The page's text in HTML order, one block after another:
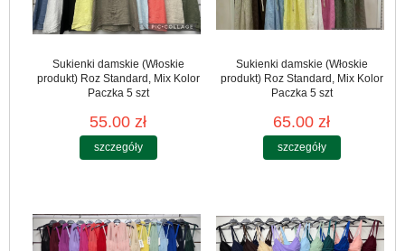
Sukienki damskie (Włoskie
produkt) Roz Standard, Mix Kolor
Paczka 5 szt
55.00 zł
szczegóły
Sukienki damskie (Włoskie
produkt) Roz Standard, Mix Kolor
Paczka 5 szt
65.00 zł
szczegóły